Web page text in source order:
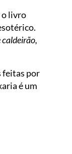
o livro
caldeirão,
feitas por
é um